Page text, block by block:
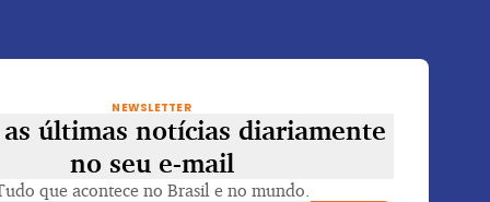
NEWSLETTER
as últimas notícias diariamente
no seu e-mail
que acontece no Brasil e no mundo.